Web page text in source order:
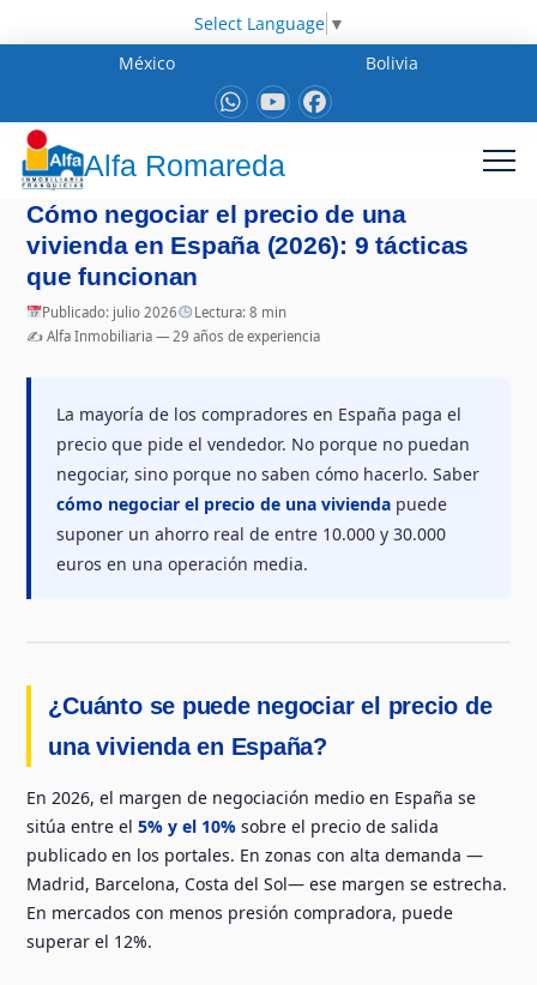
Select Language ▼
México
Bolivia
Alfa Romareda
Cómo negociar el precio de una
vivienda en España (2026): 9 tácticas
que funcionan
Publicado: julio 2026
Lectura: 8 min
✍️ Alfa Inmobiliaria — 29 años de experiencia
La mayoría de los compradores en España paga el
precio que pide el vendedor. No porque no puedan
negociar, sino porque no saben cómo hacerlo. Saber
cómo negociar el precio de una vivienda puede
suponer un ahorro real de entre 10.000 y 30.000
euros en una operación media.
¿Cuánto se puede negociar el precio de
una vivienda en España?
En 2026, el margen de negociación medio en España se
sitúa entre el5% y el 10% sobre el precio de salida
publicado en los portales. En zonas con alta demanda —
Madrid, Barcelona, Costa del Sol— ese margen se estrecha.
En mercados con menos presión compradora, puede
superar el 12%.